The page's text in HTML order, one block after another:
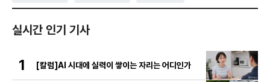
실시간 인기 기사
1 [칼럼]AI 시대에 실력이 쌓이는 자리는 어디인가